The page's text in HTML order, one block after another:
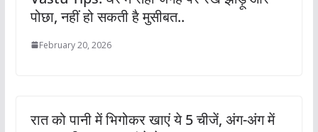
पोछा, नहीं हो सकती है मुसीबत..
February 20, 2026
रात को पानी में भिगोकर खाएं ये 5 चीजें, अंग-अंग में